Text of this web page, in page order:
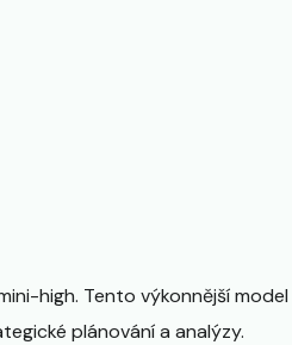
high. Tento výkonnější model
plánování a analýzy.